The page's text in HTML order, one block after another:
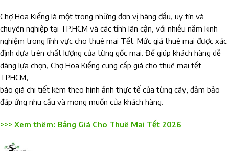
Chợ Hoa Kiểng là một trong những đơn vị hàng đầu, uy tín và
chuyên nghiệp tại TP.HCM và các tỉnh lân cận, với nhiều năm kinh
nghiệm trong lĩnh vực cho thuê mai Tết. Mức giá thuê mai được xác
định dựa trên chất lượng của từng gốc mai. Để giúp khách hàng dễ
dàng lựa chọn, Chợ Hoa Kiểng cung cấp giá cho thuê mai tết
TPHCM,
báo giá chi tiết kèm theo hình ảnh thực tế của từng cây, đảm bảo
đáp ứng nhu cầu và mong muốn của khách hàng.
>>> Xem thêm: Bảng Giá Cho Thuê Mai Tết 2026